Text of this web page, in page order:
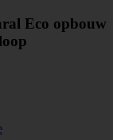
Eco opbouw